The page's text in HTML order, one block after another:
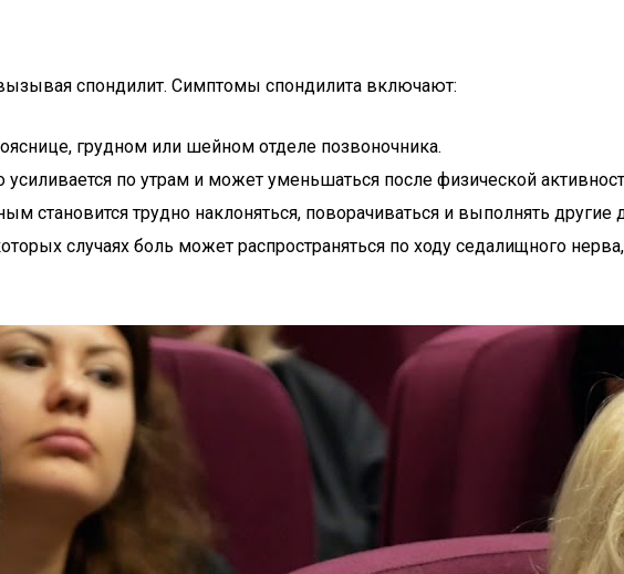
спондилит. Симптомы спондилита включают:
грудном или шейном отделе позвоночника.
по утрам и может уменьшаться после физической
становится трудно наклоняться, поворачиваться и выполнять
случаях боль может распространяться по ходу седалищного